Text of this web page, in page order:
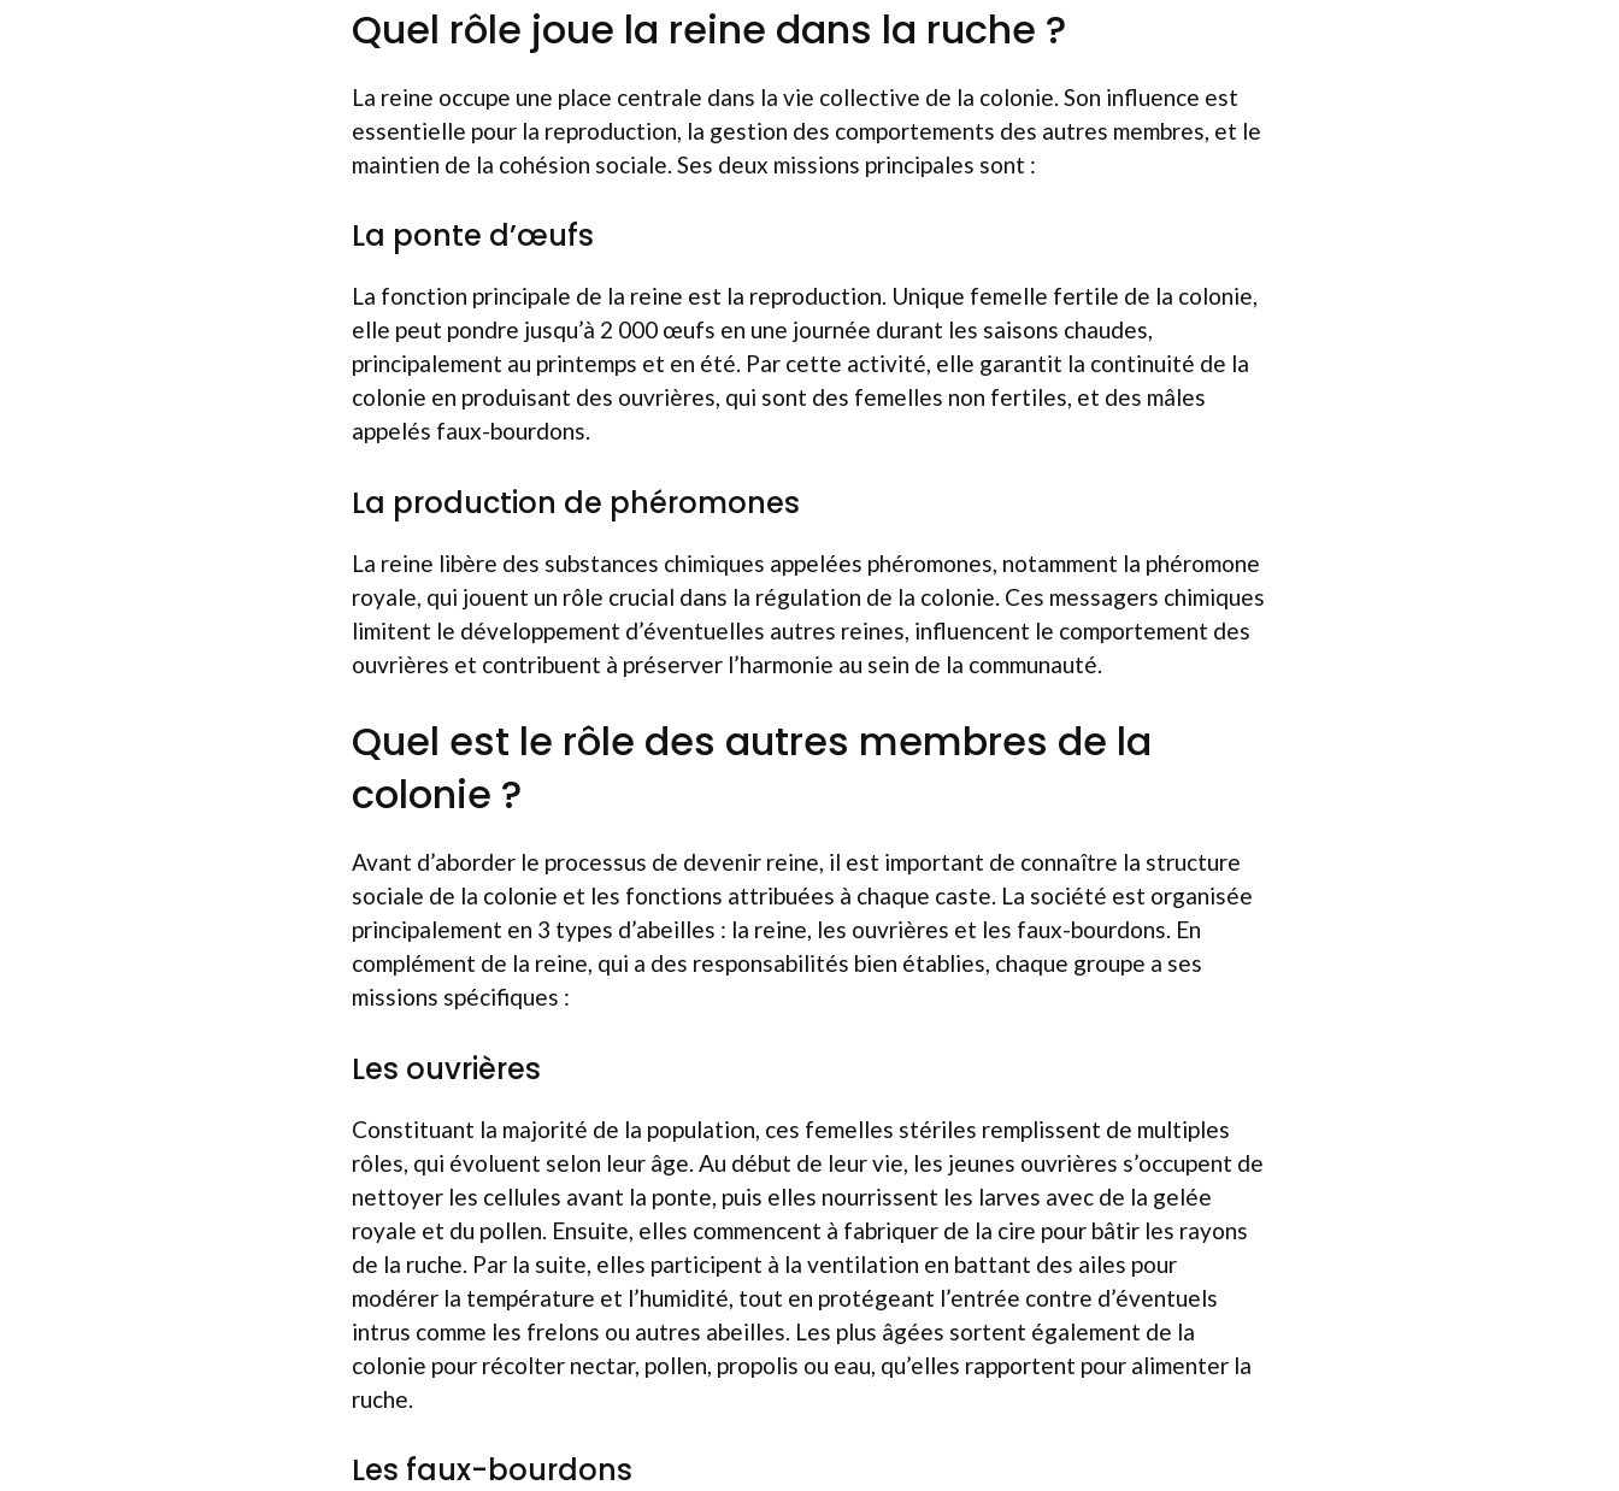
Quel rôle joue la reine dans la ruche ?
La reine occupe une place centrale dans la vie collective de la colonie. Son influence est
essentielle pour la reproduction, la gestion des comportements des autres membres, et le
maintien de la cohésion sociale. Ses deux missions principales sont :
La ponte d’œufs
La fonction principale de la reine est la reproduction. Unique femelle fertile de la colonie,
elle peut pondre jusqu’à 2 000 œufs en une journée durant les saisons chaudes,
principalement au printemps et en été. Par cette activité, elle garantit la continuité de la
colonie en produisant des ouvrières, qui sont des femelles non fertiles, et des mâles
appelés faux-bourdons.
La production de phéromones
La reine libère des substances chimiques appelées phéromones, notamment la phéromone
royale, qui jouent un rôle crucial dans la régulation de la colonie. Ces messagers chimiques
limitent le développement d’éventuelles autres reines, influencent le comportement des
ouvrières et contribuent à préserver l’harmonie au sein de la communauté.
Quel est le rôle des autres membres de la
colonie ?
Avant d’aborder le processus de devenir reine, il est important de connaître la structure
sociale de la colonie et les fonctions attribuées à chaque caste. La société est organisée
principalement en 3 types d’abeilles : la reine, les ouvrières et les faux-bourdons. En
complément de la reine, qui a des responsabilités bien établies, chaque groupe a ses
missions spécifiques :
Les ouvrières
Constituant la majorité de la population, ces femelles stériles remplissent de multiples
rôles, qui évoluent selon leur âge. Au début de leur vie, les jeunes ouvrières s’occupent de
nettoyer les cellules avant la ponte, puis elles nourrissent les larves avec de la gelée
royale et du pollen. Ensuite, elles commencent à fabriquer de la cire pour bâtir les rayons
de la ruche. Par la suite, elles participent à la ventilation en battant des ailes pour
modérer la température et l’humidité, tout en protégeant l’entrée contre d’éventuels
intrus comme les frelons ou autres abeilles. Les plus âgées sortent également de la
colonie pour récolter nectar, pollen, propolis ou eau, qu’elles rapportent pour alimenter la
ruche.
Les faux-bourdons